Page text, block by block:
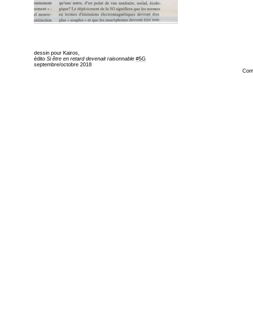
dessin pour Kairos,
édito Si être en retard devenait raisonnable #5G
septembre/octobre 2018